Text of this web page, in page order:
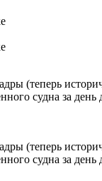
(теперь
судна за день
(теперь
судна за день